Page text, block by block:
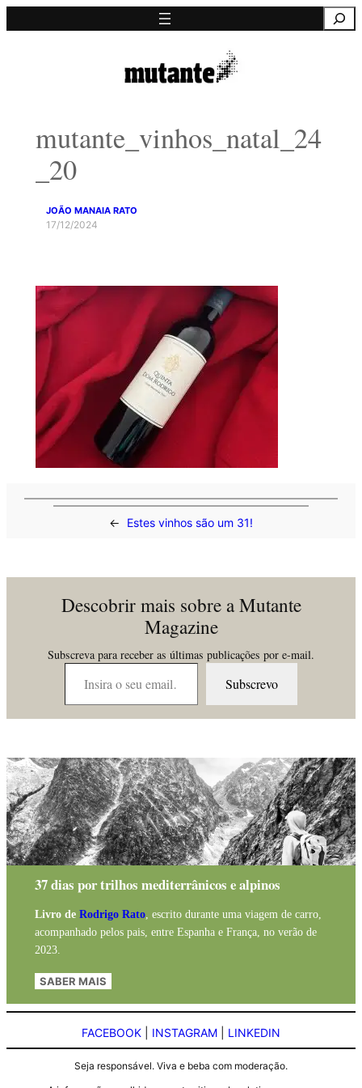
para
mutante_vinhos_natal_24
_20
JOÃO MANAIA RATO
17/12/2024
← Estes vinhos são um 31!
Descobrir mais sobre a Mutante
Magazine
Subscreva para receber as últimas publicações por e-mail.
Insira o seu email…
Subscrevo
37 dias por trilhos mediterrânicos e alpinos
Livro de Rodrigo Rato, escrito durante uma viagem de carro,
acompanhado pelos pais, entre Espanha e França, no verão de
2023.
SABER MAIS
FACEBOOK INSTAGRAM LINKEDIN
Seja responsável. Viva e beba com moderação.